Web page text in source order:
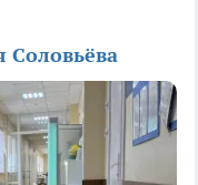
Соловьёва